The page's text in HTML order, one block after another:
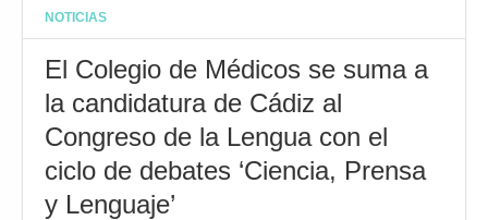
NOTICIAS
El Colegio de Médicos se suma a
la candidatura de Cádiz al
Congreso de la Lengua con el
ciclo de debates ‘Ciencia, Prensa
y Lenguaje’